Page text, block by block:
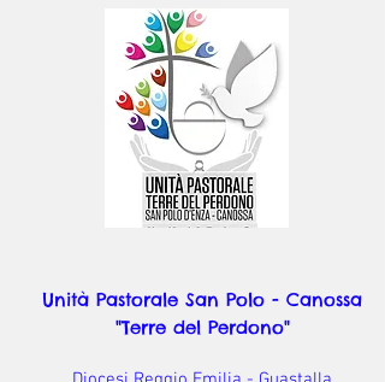
Unità Pastorale San Polo - Canossa
"Terre del Perdono"